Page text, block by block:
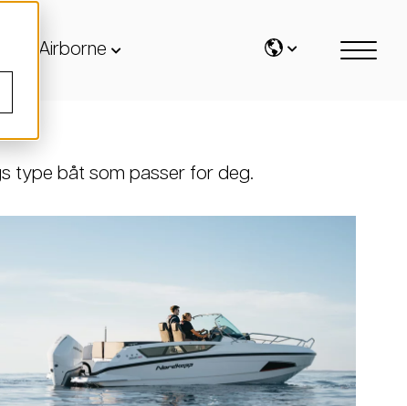
Airborne
type båt som passer for deg.